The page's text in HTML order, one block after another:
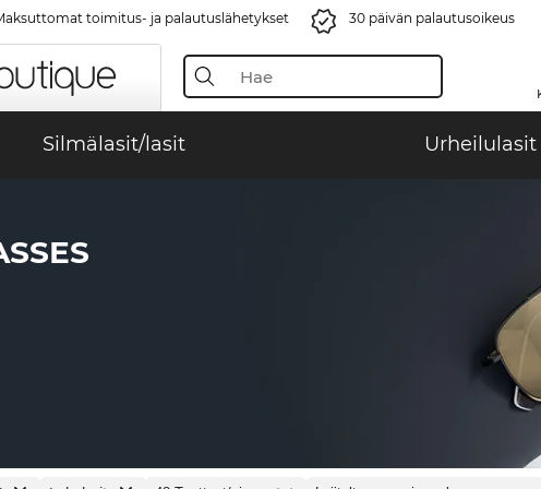
toimitus- ja palautuslähetykset 30 päivän palautusoikeus
Silmälasit/lasit Urheilulasit